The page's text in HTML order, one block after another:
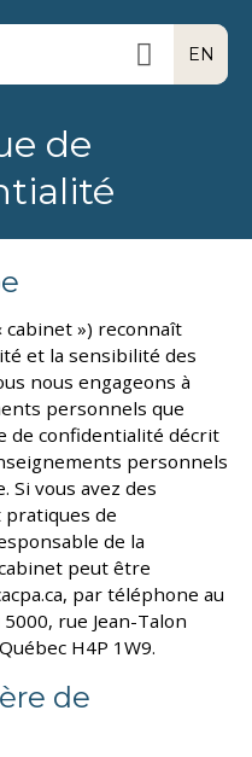
EN
de
cabinet ») reconnaît
et la sensibilité des
nous engageons à
personnels que
de confidentialité décrit
personnels
vous avez des
de
de la
peut être
, par téléphone au
rue Jean-Talon
H4P 1W9.
de